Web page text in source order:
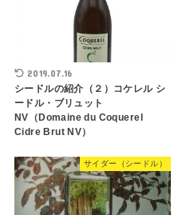
2019.07.16
シードルの紹介（２）コケレル シ
ードル・ブリュット
NV（Domaine du Coquerel
Cidre Brut NV）
サイダー（シードル）